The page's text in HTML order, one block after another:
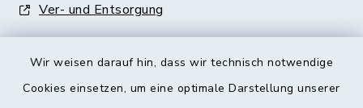
Wir weisen darauf hin, dass wir technisch notwendige
Cookies einsetzen, um eine optimale Darstellung unserer
Ver- und Entsorgung